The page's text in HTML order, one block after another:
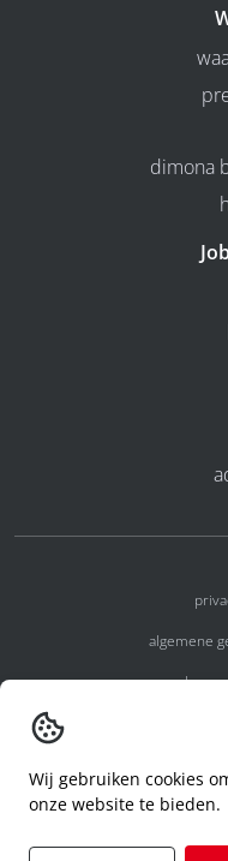
dimona
algemene
aanvraag
Wij gebruiken cookies
onze website te bieden.